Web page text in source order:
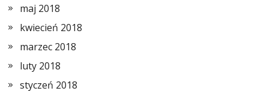
maj 2018
kwiecień 2018
marzec 2018
luty 2018
styczeń 2018